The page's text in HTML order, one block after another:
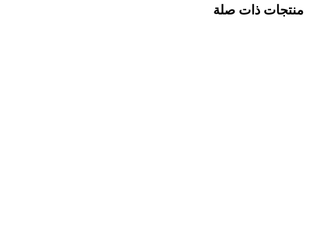
منتجات ذات صلة